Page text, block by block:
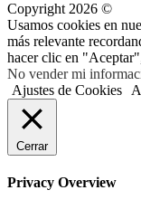
Copyright 2026 ©
Usamos cookies en
más relevante
hacer clic en
No vender mi
Ajustes de Cookies
Cerrar
Privacy Overview